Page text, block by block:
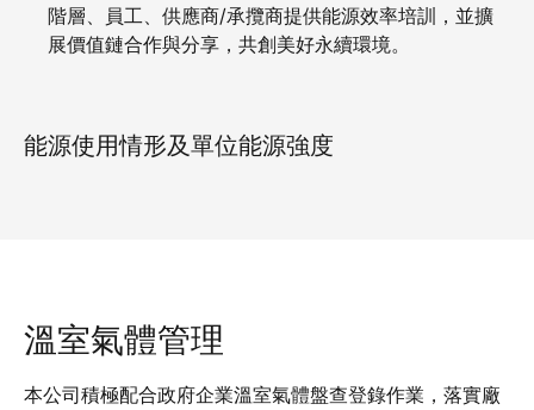
階層、員工、供應商/承攬商提供能源效率培訓，並擴
展價值鏈合作與分享，共創美好永續環境。
能源使用情形及單位能源強度
溫室氣體管理
本公司積極配合政府企業溫室氣體盤查登錄作業，落實廠